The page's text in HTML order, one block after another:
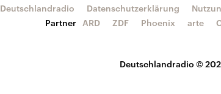
Deutschlandradio ©
Deutschlandradio Datenschutzerklärung
Partner
ARD ZDF Phoenix arte